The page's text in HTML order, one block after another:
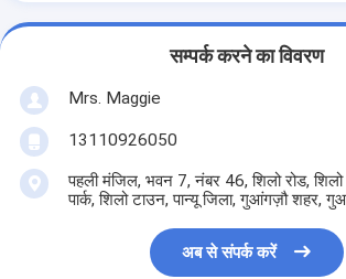
सम्पर्क करने का विवरण
Mrs. Maggie
13110926050
पहली मंजिल, भवन 7, नंबर 46, शिलो रोड,
पार्क, शिलो टाउन, पान्यू जिला, गुआंगज़ौ शहर,
अब से संपर्क करें